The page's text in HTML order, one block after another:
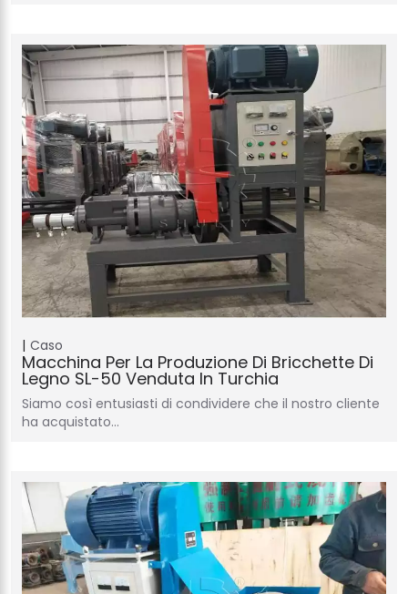
Caso
Macchina Per La Produzione Di Bricchette Di
Legno SL-50 Venduta In Turchia
Siamo così entusiasti di condividere che il nostro cliente
ha acquistato…